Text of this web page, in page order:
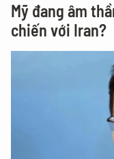
Mỹ đang âm
chiến với Iran?